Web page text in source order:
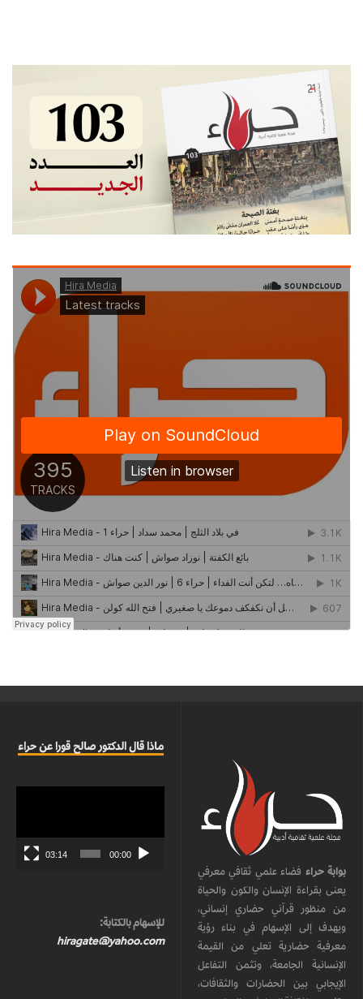
بوابة حراء فضاء علمي ثقافي معرفي
يعنى بقراءة الإنسان والكون والحياة
من منظور قرآني حضاري إنساني،
ويهدف إلى الإسهام في بناء رؤية
معرفية حضارية تعلي من القيمة
الإنسانية الجامعة، وتثمن التفاعل
الإيجابي بين الحضارات والثقافات،
ماذا قال الدكتور صالح قورا عن حراء
00:00
03:14
للإسهام بالكتابة:
hiragate@yahoo.com